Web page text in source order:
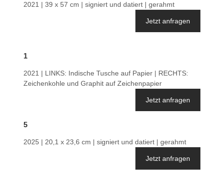
2021 | 39 x 57 cm | signiert und datiert | gerahmt
Jetzt anfragen
1
2021 | LINKS: Indische Tusche auf Papier | RECHTS:
Zeichenkohle und Graphit auf Zeichenpapier
Jetzt anfragen
5
2025 | 20,1 x 23,6 cm | signiert und datiert | gerahmt
Jetzt anfragen